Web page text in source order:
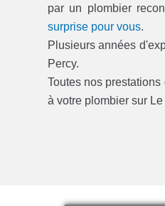
par un plombier
surprise pour vous.
Plusieurs années
Percy.
Toutes nos
à votre plombier sur